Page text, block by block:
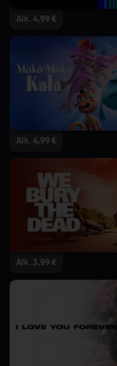
Alk. 4,99 €
Alk. 4,99 €
Alk. 3,99 €